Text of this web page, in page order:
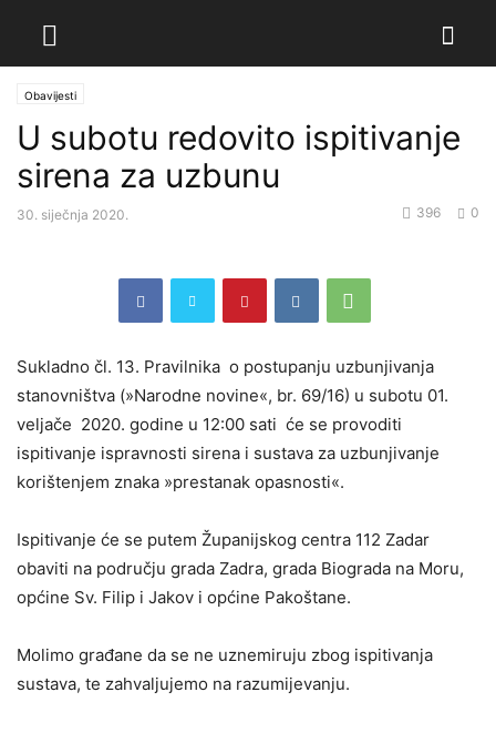
Obavijesti
U subotu redovito ispitivanje
sirena za uzbunu
30. siječnja 2020. 0
396
Sukladno čl. 13. Pravilnika o postupanju uzbunjivanja
stanovništva (»Narodne novine«, br. 69/16) u subotu 01.
veljače 2020. godine u 12:00 sati će se provoditi
ispitivanje ispravnosti sirena i sustava za uzbunjivanje
korištenjem znaka »prestanak opasnosti«.
Ispitivanje će se putem Županijskog centra 112 Zadar
obaviti na području grada Zadra, grada Biograda na Moru,
općine Sv. Filip i Jakov i općine Pakoštane.
Molimo građane da se ne uznemiruju zbog ispitivanja
sustava, te zahvaljujemo na razumijevanju.